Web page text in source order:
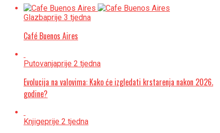
Glazbaprije 3 tjedna
Café Buenos Aires
Putovanjaprije 2 tjedna
Evolucija na valovima: Kako će izgledati krstarenja nakon 2026.
godine?
Knjigeprije 2 tjedna